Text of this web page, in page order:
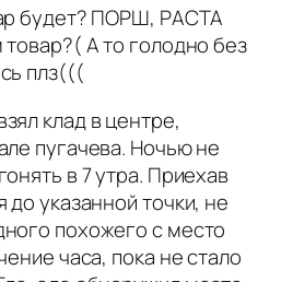
будет? ПОРШ, РАСТА
А то голодно без
плз(((
клад в центре,
пугачева. Ночью не
в 7 утра. Приехав
до указанной точки, не
похожего с место
часа, пока не стало